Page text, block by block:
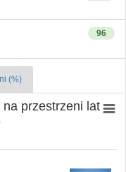
96
(%)
przestrzeni lat